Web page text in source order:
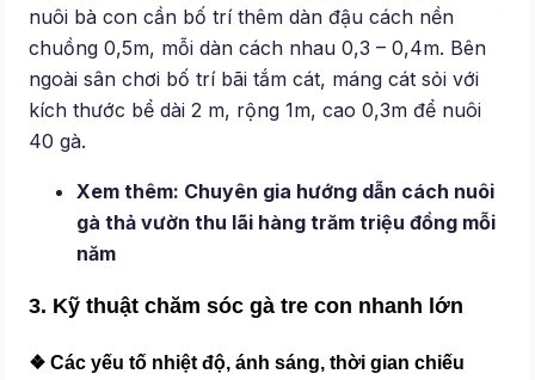
nuôi bà con cần bố trí thêm dàn đậu cách nền
chuồng 0,5m, mỗi dàn cách nhau 0,3 – 0,4m. Bên
ngoài sân chơi bố trí bãi tắm cát, máng cát sỏi với
kích thước bể dài 2 m, rộng 1m, cao 0,3m để nuôi
40 gà.
Xem thêm: Chuyên gia hướng dẫn cách nuôi
gà thả vườn thu lãi hàng trăm triệu đồng mỗi
năm
3. Kỹ thuật chăm sóc gà tre con nhanh lớn
❖ Các yếu tố nhiệt độ, ánh sáng, thời gian chiếu